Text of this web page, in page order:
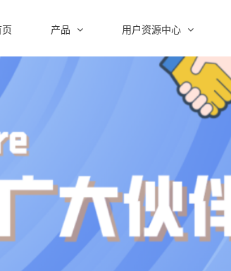
产品 用户资源中心